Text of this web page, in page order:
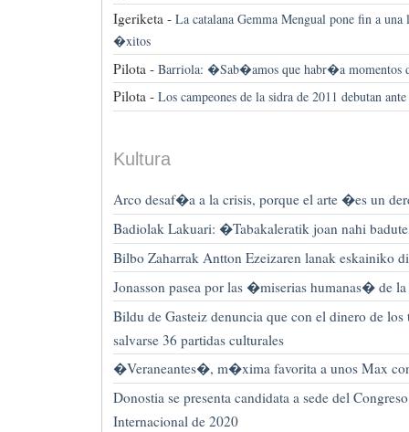
Igeriketa - La catalana Gemma Mengual pone fin a una
�xitos
Pilota - Barriola: �Sab�amos que habr�a
Pilota - Los campeones de la sidra de 2011 debutan
Kultura
Arco desaf�a a la crisis, porque el arte �es un
Badiolak Lakuari: �Tabakaleratik joan nahi
Bilbo Zaharrak Antton Ezeizaren lanak eskainiko
Jonasson pasea por las �miserias humanas� de
Bildu de Gasteiz denuncia que con el dinero de
salvarse 36 partidas culturales
�Veraneantes�, m�xima favorita a unos Max
Donostia se presenta candidata a sede del
Internacional de 2020